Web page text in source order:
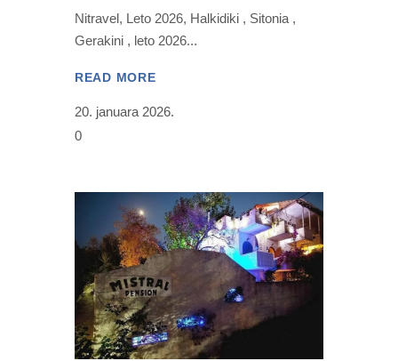
Nitravel, Leto 2026, Halkidiki , Sitonia ,
Gerakini , leto 2026
READ MORE
20. januara 2026.
0